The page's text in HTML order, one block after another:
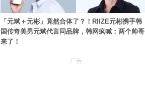
「元斌＋元彬」竟然合体了？！RIIZE元彬携手韩
国传奇美男元斌代言同品牌，韩网疯喊：两个帅哥
来了！
广告